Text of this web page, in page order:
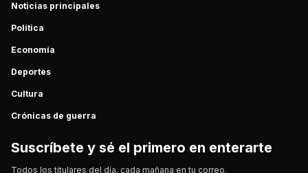
Noticias principales
Política
Economía
Deportes
Cultura
Crónicas de guerra
Suscríbete y sé el primero en enterarte
Todos los titulares del día, cada mañana en tu correo.